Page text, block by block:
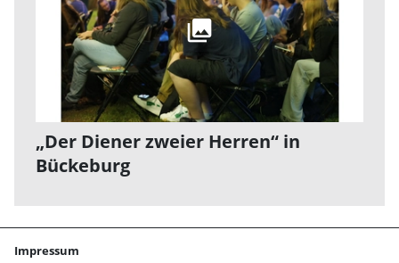
„Der Diener zweier Herren“ in
Bückeburg
Impressum